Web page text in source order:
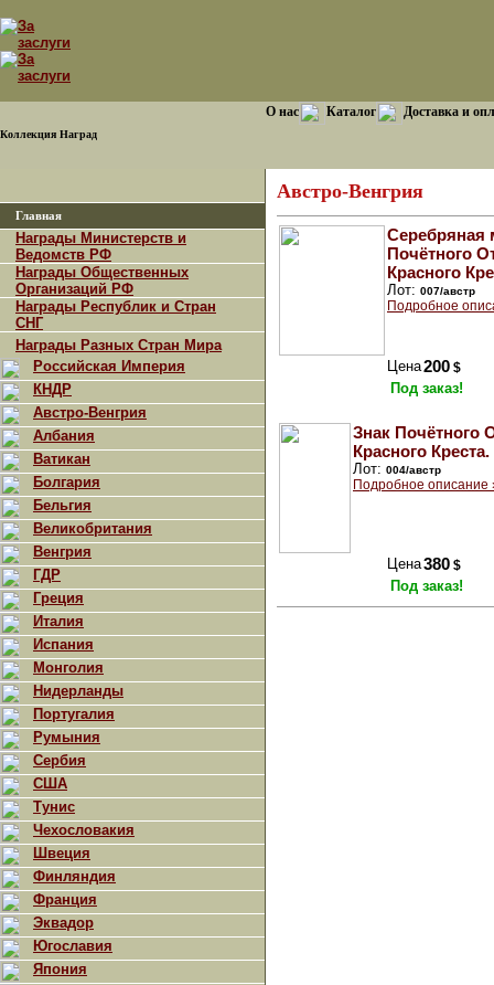
Коллекция Наград
О нас Каталог Доставка и
Главная
Награды Министерств и
Ведомств РФ
Награды Общественных
Организаций РФ
Награды Республик и Стран
СНГ
Награды Разных Стран Мира
Российская Империя
КНДР
Австро-Венгрия
Албания
Ватикан
Болгария
Бельгия
Великобритания
Венгрия
ГДР
Греция
Италия
Испания
Монголия
Нидерланды
Португалия
Румыния
Сербия
США
Тунис
Чехословакия
Швеция
Финляндия
Франция
Эквадор
Югославия
Япония
Австро-Венгрия
Серебряная
Почётного
Красного
Лот: 007/австр
Подробное
Цена200 $
Под заказ!
Знак Почётного
Красного Креста.
Лот: 004/австр
Подробное описание
Цена380 $
Под заказ!